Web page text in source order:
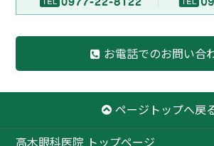
お電話でのお問い合
ページトップへ戻
高木眼科医院 トップページ